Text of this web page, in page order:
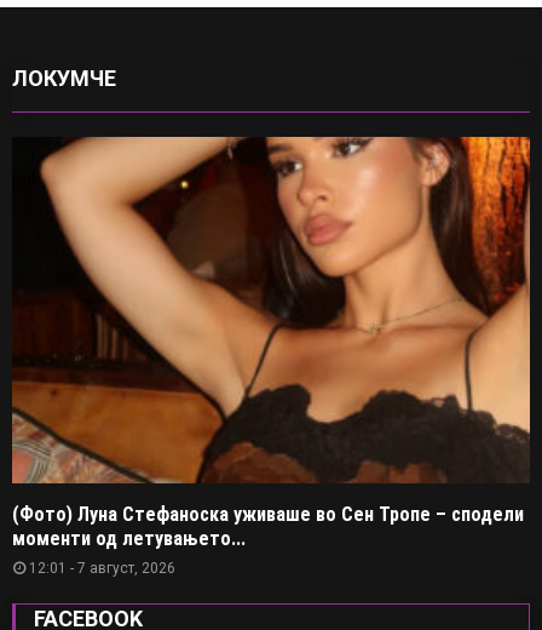
ЛОКУМЧЕ
(Фото) Луна Стефаноска уживаше во Сен Тропе – сподели
моменти од летувањето...
12:01 - 7 август, 2026
FACEBOOK